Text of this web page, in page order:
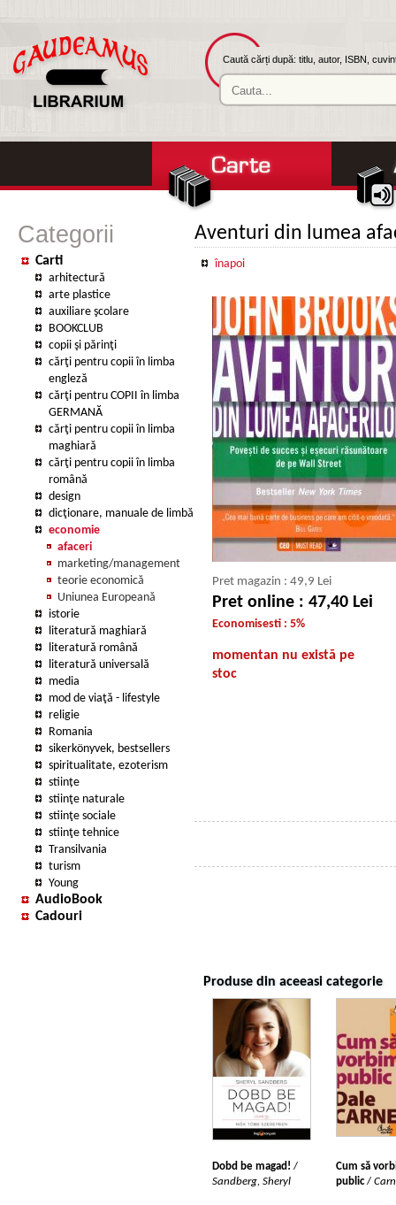
Caută cărți după: titlu, autor, ISBN,
Categorii
Carti
arhitectură
arte plastice
auxiliare şcolare
BOOKCLUB
copii şi părinţi
cărţi pentru copii în limba
engleză
cărţi pentru COPII în limba
GERMANĂ
cărţi pentru copii în limba
maghiară
cărţi pentru copii în limba
română
design
dicţionare, manuale de limbă
economie
afaceri
marketing/management
teorie economică
Uniunea Europeană
istorie
literatură maghiară
literatură română
literatură universală
media
mod de viaţă - lifestyle
religie
Romania
sikerkönyvek, bestsellers
spiritualitate, ezoterism
stiințe
stiinţe naturale
stiinţe sociale
stiinţe tehnice
Transilvania
turism
Young
AudioBook
Cadouri
Aventuri din lumea
înapoi
Pret magazin : 49,9 Lei
Pret online : 47,40 Lei
Economisesti : 5%
momentan nu există pe
stoc
Produse din aceeasi categorie
Dobd be magad! /
Sandberg, Sheryl
Cum să
public/